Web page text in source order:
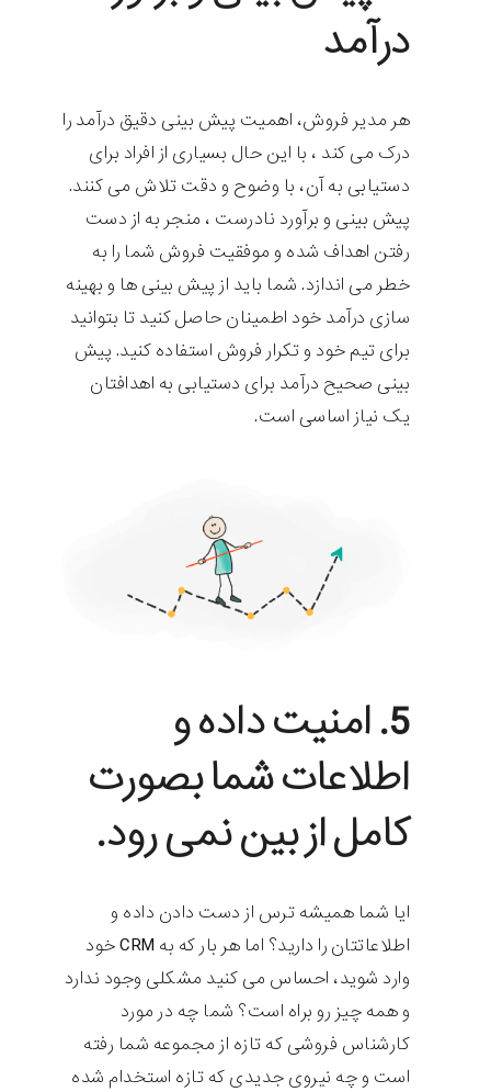
درآمد
هر مدیر فروش، اهمیت پیش بینی دقیق درآمد را
درک می کند ، با این حال بسیاری از افراد برای
دستیابی به آن، با وضوح و دقت تلاش می کنند.
پیش بینی و برآورد نادرست ، منجر به از دست
رفتن اهداف شده و موفقیت فروش شما را به
خطر می اندازد. شما باید از پیش بینی ها و بهینه
سازی درآمد خود اطمینان حاصل کنید تا بتوانید
برای تیم خود و تکرار فروش استفاده کنید. پیش
بینی صحیح درآمد برای دستیابی به اهدافتان
یک نیاز اساسی است.
5. امنیت داده و
اطلاعات شما بصورت
کامل از بین نمی رود.
ایا شما همیشه ترس از دست دادن داده و
اطلاعاتتان را دارید؟ اما هر بار که به CRM خود
وارد شوید، احساس می کنید مشکلی وجود ندارد
و همه چیز رو براه است؟ شما چه در مورد
کارشناس فروشی که تازه از مجموعه شما رفته
است و چه نیروی جدیدی که تازه استخدام شده